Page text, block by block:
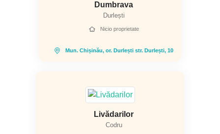
Dumbrava
Durlești
Nicio proprietate
Mun. Chișinău, or. Durlești str. Durlești, 10
Livădarilor
Codru